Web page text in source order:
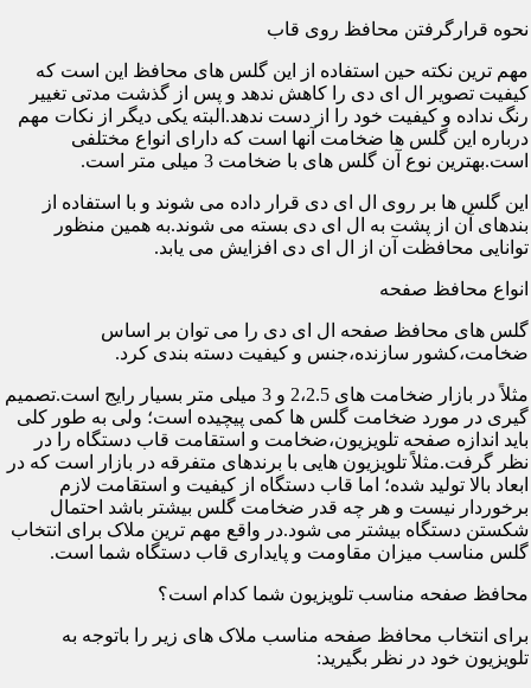
نحوه قرارگرفتن محافظ روی قاب
مهم ترین نکته حین استفاده از این گلس های محافظ این است که
کیفیت تصویر ال ای دی را کاهش ندهد و پس از گذشت مدتی تغییر
رنگ نداده و کیفیت خود را از دست ندهد.البته یکی دیگر از نکات مهم
درباره این گلس ها ضخامت آنها است که دارای انواع مختلفی
است.بهترین نوع آن گلس های با ضخامت 3 میلی متر است.
این گلس ها بر روی ال ای دی قرار داده می شوند و با استفاده از
بندهای آن از پشت به ال ای دی بسته می شوند.به همین منظور
توانایی محافظت آن از ال ای دی افزایش می یابد.
انواع محافظ صفحه
گلس های محافظ صفحه ال ای دی را می توان بر اساس
ضخامت،کشور سازنده،جنس و کیفیت دسته بندی کرد.
مثلاً در بازار ضخامت های 2،2.5 و 3 میلی متر بسیار رایج است.تصمیم
گیری در مورد ضخامت گلس ها کمی پیچیده است؛ ولی به طور کلی
باید اندازه صفحه تلویزیون،ضخامت و استقامت قاب دستگاه را در
نظر گرفت.مثلاً تلویزیون هایی با برندهای متفرقه در بازار است که در
ابعاد بالا تولید شده؛ اما قاب دستگاه از کیفیت و استقامت لازم
برخوردار نیست و هر چه قدر ضخامت گلس بیشتر باشد احتمال
شکستن دستگاه بیشتر می شود.در واقع مهم ترین ملاک برای انتخاب
گلس مناسب میزان مقاومت و پایداری قاب دستگاه شما است.
محافظ صفحه مناسب تلویزیون شما کدام است؟
برای انتخاب محافظ صفحه مناسب ملاک های زیر را باتوجه به
تلویزیون خود در نظر بگیرید: